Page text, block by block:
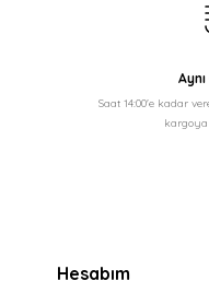
Saat 14:00'e kadar
Hesabım